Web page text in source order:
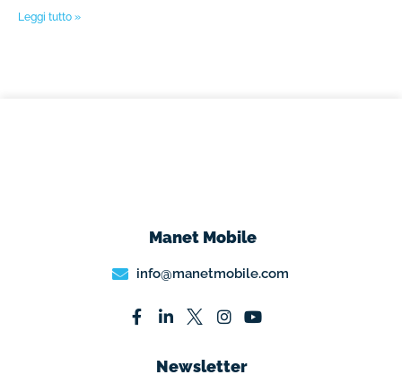
Leggi tutto »
Manet Mobile
info@manetmobile.com
Newsletter